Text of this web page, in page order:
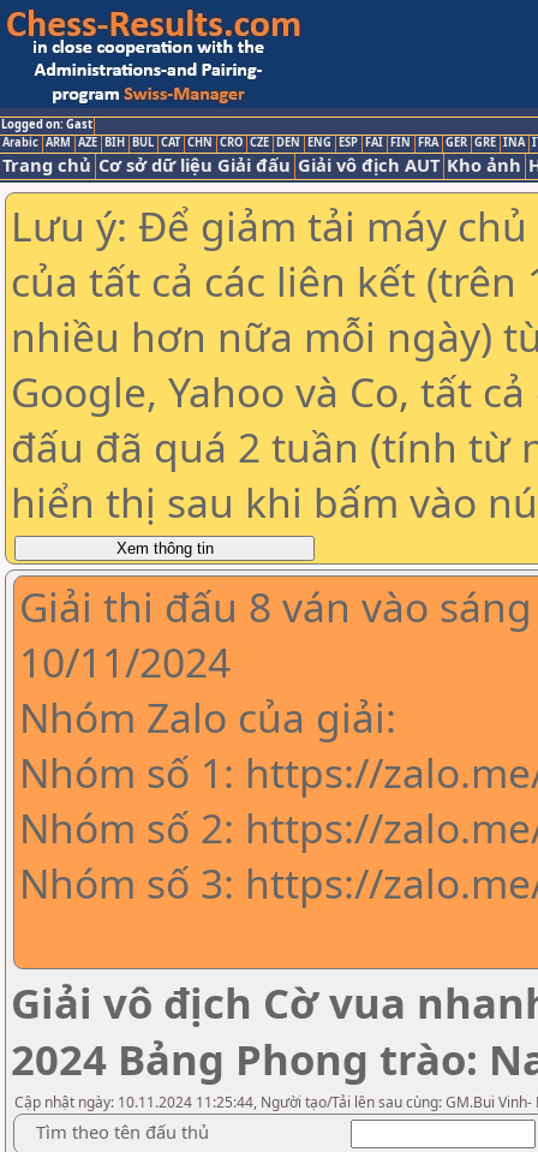
Logged on: Gast
Arabic ARM AZE BIH BUL CAT CHN CRO CZE DEN ENG ESP FAI FIN FRA GER GRE INA
Trang chủ Cơ sở dữ liệu Giải đấu Giải vô địch AUT Kho ảnh
Lưu ý: Để giảm tải máy
của tất cả các liên kết (trên
nhiều hơn nữa mỗi ngày)
Google, Yahoo và Co, tất
đấu đã quá 2 tuần (tính từ
hiển thị sau khi bấm vào
Giải thi đấu 8 ván vào
10/11/2024
Nhóm Zalo của giải:
Nhóm số 1: https://
Nhóm số 2: https://
Nhóm số 3: https://
Giải vô địch Cờ vua
2024 Bảng Phong trào:
Cập nhật ngày: 10.11.2024 11:25:44, Người tạo/Tải lên sau cùng: GM.Bui
Tìm theo tên đấu thủ